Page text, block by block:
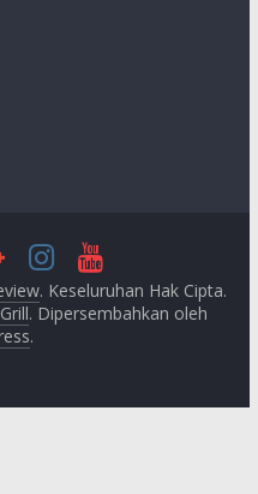
. Keseluruhan Hak Cipta.
. Dipersembahkan oleh
.